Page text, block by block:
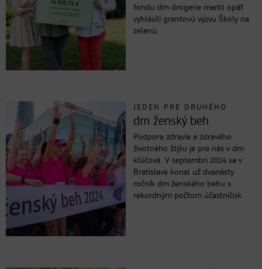
fondu dm drogerie markt opäť
vyhlásili grantovú výzvu Školy na
zelenú.
JEDEN PRE DRUHÉHO
dm ženský beh
Podpora zdravia a zdravého
životného štýlu je pre nás v dm
kľúčová. V septembri 2024 sa v
Bratislave konal už dvanásty
ročník dm ženského behu s
rekordným počtom účastníčok.